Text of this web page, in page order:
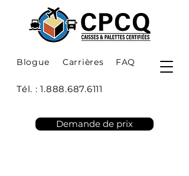
Blogue Carrières FAQ
Tél. :1.888.687.6111
Demande de prix